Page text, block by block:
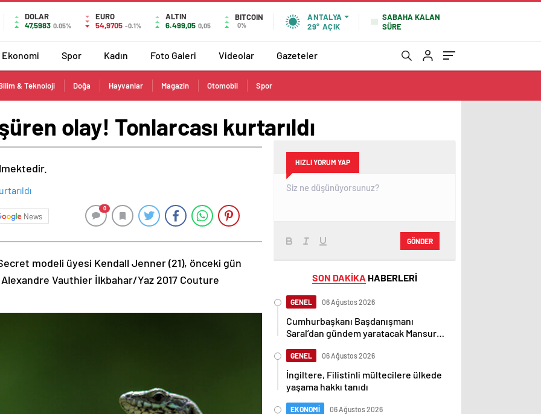
DOLAR
47,5983 0.05%
EURO
54,9705 -0.1%
ALTIN
6.499,05 0,05
BITCOIN
0%
ANTALYA
29° AÇIK
SABAHA KALAN
SÜRE
Ekonomi Spor Kadın Foto Galeri Videolar Gazeteler
& Teknoloji Doğa Hayvanlar Magazin Otomobil Spor
olay! Tonlarcası kurtarıldı
News
0
modeli üyesi Kendall Jenner (21), önceki gün
Alexandre Vauthier İlkbahar/Yaz 2017 Couture
HIZLI YORUM YAP
GÖNDER
SON DAKİKA HABERLERİ
GENEL 06 Ağustos 2026
Cumhurbaşkanı Başdanışmanı
Saral’dan gündem yaratacak Mansur
GENEL 06 Ağustos 2026
İngiltere, Filistinli mültecilere ülkede
yaşama hakkı tanıdı
EKONOMİ 06 Ağustos 2026